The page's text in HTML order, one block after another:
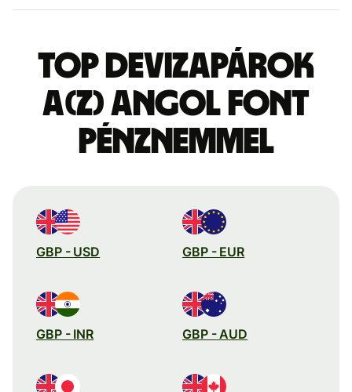
Top devizapárok
a(z) angol font
pénznemmel
GBP - USD GBP - EUR
GBP - INR GBP - AUD